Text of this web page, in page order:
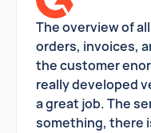
The overview of
orders, invoices,
the customer
really developed
a great job. The
something, there